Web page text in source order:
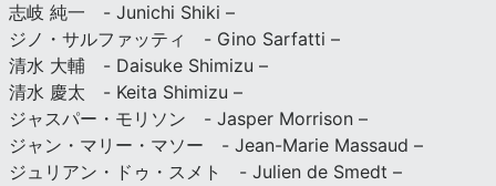
志岐 純一 - Junichi Shiki –
ジノ・サルファッティ - Gino Sarfatti –
清水 大輔 - Daisuke Shimizu –
清水 慶太 - Keita Shimizu –
ジャスパー・モリソン - Jasper Morrison –
ジャン・マリー・マソー - Jean-Marie Massaud –
ジュリアン・ドゥ・スメト - Julien de Smedt –